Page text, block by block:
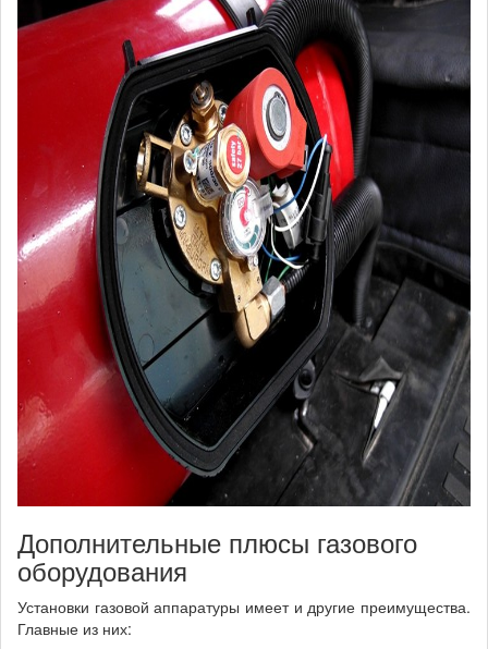
Дополнительные плюсы газового
оборудования
Установки газовой аппаратуры имеет и другие преимущества.
Главные из них: